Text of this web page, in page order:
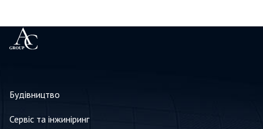
Будівництво
Сервіс та інжиніринг